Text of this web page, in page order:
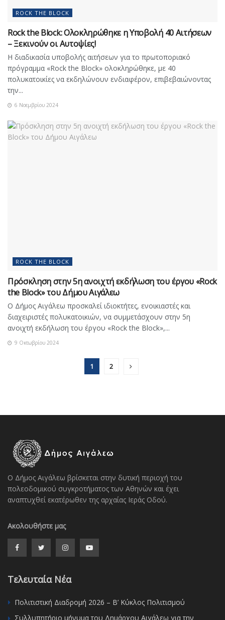
ROCK THE BLOCK
Rock the Block: Ολοκληρώθηκε η Υποβολή 40 Αιτήσεων
– Ξεκινούν οι Αυτοψίες!
Η διαδικασία υποβολής αιτήσεων για το πρωτοποριακό
πρόγραμμα «Rock the Block» ολοκληρώθηκε, με 40
πολυκατοικίες να εκδηλώνουν ενδιαφέρον, επιβεβαιώνοντας
την...
6 Νοεμβρίου 2024
ROCK THE BLOCK
Πρόσκληση στην 5η ανοιχτή εκδήλωση του έργου «Rock
the Block» του Δήμου Αιγάλεω
Ο Δήμος Αιγάλεω προσκαλεί ιδιοκτήτες, ενοικιαστές και
διαχειριστές πολυκατοικιών, να συμμετάσχουν στην 5η
ανοιχτή εκδήλωση του έργου «Rock the Block»,...
9 Οκτωβρίου 2024
1 2
Ο Δήμος Αιγάλεω βρίσκεται στην δυτική περιοχή του
πολεοδομικού συγκροτήματος των Αθηνών και έχει
αναπτυχθεί εκατέρωθεν της αρχαίας Ιεράς Οδού.
Ακολουθήστε μας
Τελευταία Νέα
Πολιτιστική Διαδρομή 2026 – Β’ Κύκλος Πολιτισμού
Συλλυπητήριο μήνυμα του Δημάρχου Αιγάλεω για την